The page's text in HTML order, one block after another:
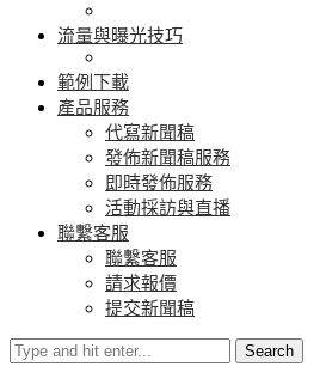
流量與曝光技巧
範例下載
產品服務
代寫新聞稿
發佈新聞稿服務
即時發佈服務
活動採訪與直播
聯繫客服
聯繫客服
請求報價
提交新聞稿
Search